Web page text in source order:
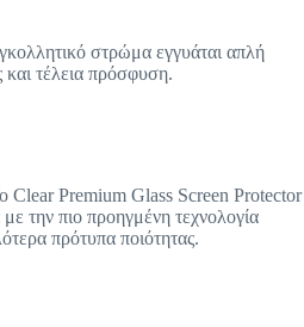
στρώμα εγγυάται απλή
τέλεια πρόσφυση.
Clear Premium Glass Screen Protector
την πιο προηγμένη τεχνολογία
πρότυπα ποιότητας.